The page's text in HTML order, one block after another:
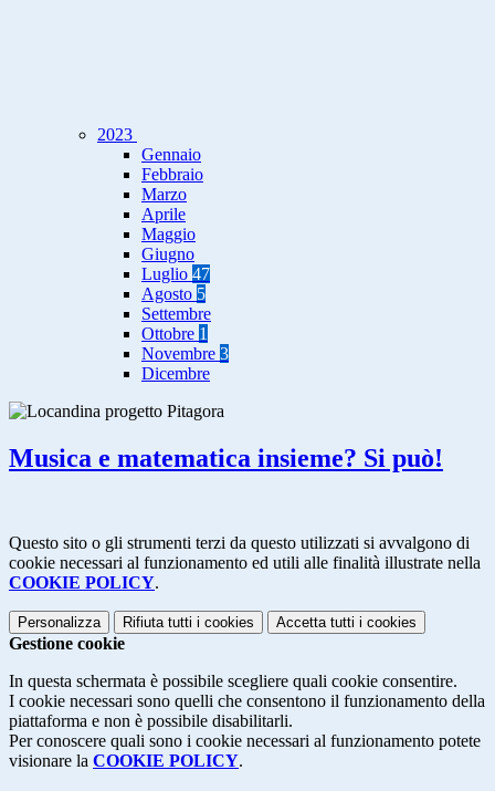
2023
Gennaio
Febbraio
Marzo
Aprile
Maggio
Giugno
Luglio 47
Agosto 5
Settembre
Ottobre 1
Novembre 3
Dicembre
Musica e matematica insieme? Si può!
Questo sito o gli strumenti terzi da questo utilizzati si avvalgono di
cookie necessari al funzionamento ed utili alle finalità illustrate nella
COOKIE POLICY.
Personalizza Rifiuta tutti i cookies Accetta tutti i cookies
Gestione cookie
In questa schermata è possibile scegliere quali cookie consentire.
I cookie necessari sono quelli che consentono il funzionamento della
piattaforma e non è possibile disabilitarli.
Per conoscere quali sono i cookie necessari al funzionamento potete
visionare la COOKIE POLICY.